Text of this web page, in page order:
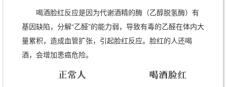
喝酒脸红反应是因为代谢酒精的酶（乙醇脱氢酶）有
基因缺陷，分解“乙醛”的能力弱，导致有毒的乙醛在体内大
量累积，造成血管扩张，引起脸红反应。脸红的人还喝
酒，会增加患癌危险。